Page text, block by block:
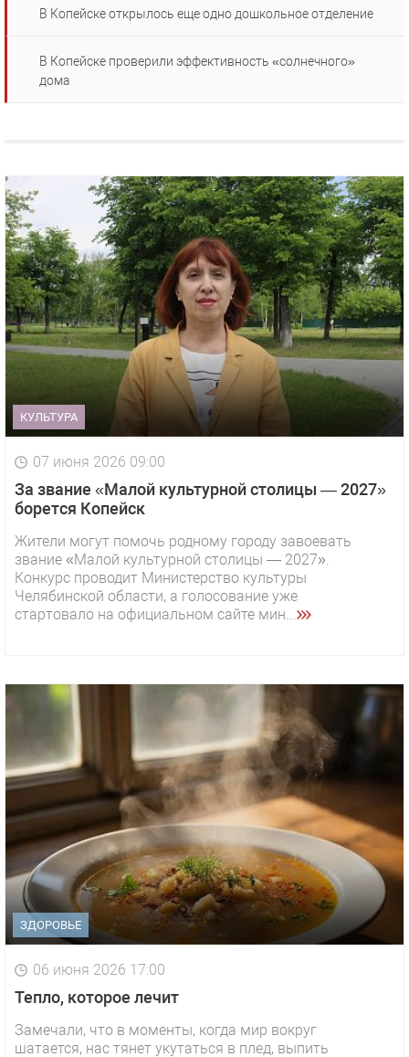
В Копейске открылось еще одно дошкольное отделение
В Копейске проверили эффективность «солнечного»
дома
КУЛЬТУРА
07 июня 2026 09:00
За звание «Малой культурной столицы — 2027»
борется Копейск
Жители могут помочь родному городу завоевать
звание «Малой культурной столицы — 2027».
Конкурс проводит Министерство культуры
Челябинской области, а голосование уже
стартовало на официальном сайте мин...
ЗДОРОВЬЕ
06 июня 2026 17:00
Тепло, которое лечит
Замечали, что в моменты, когда мир вокруг
шатается, нас тянет укутаться в плед, выпить